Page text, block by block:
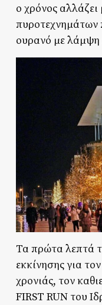
ο χρόνος
πυροτεχνημάτων
ουρανό με
Τα πρώτα λεπτά
εκκίνησης για
χρονιάς, τον
FIRST RUN του